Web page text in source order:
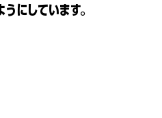
にしています。